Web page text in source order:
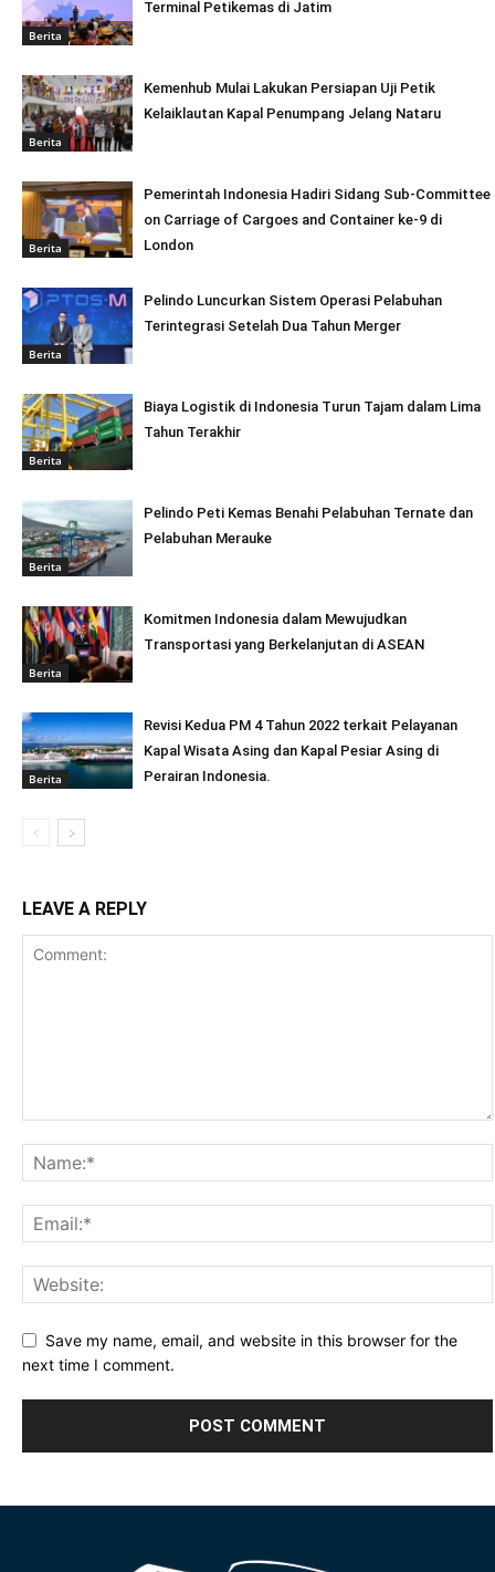
Berita
Terminal Petikemas di Jatim
Berita
Kemenhub Mulai Lakukan Persiapan Uji Petik
Kelaiklautan Kapal Penumpang Jelang Nataru
Berita
Pemerintah Indonesia Hadiri Sidang Sub-Committee
on Carriage of Cargoes and Container ke-9 di
London
Berita
Pelindo Luncurkan Sistem Operasi Pelabuhan
Terintegrasi Setelah Dua Tahun Merger
Berita
Biaya Logistik di Indonesia Turun Tajam dalam Lima
Tahun Terakhir
Berita
Pelindo Peti Kemas Benahi Pelabuhan Ternate dan
Pelabuhan Merauke
Berita
Komitmen Indonesia dalam Mewujudkan
Transportasi yang Berkelanjutan di ASEAN
Berita
Revisi Kedua PM 4 Tahun 2022 terkait Pelayanan
Kapal Wisata Asing dan Kapal Pesiar Asing di
Perairan Indonesia.
LEAVE A REPLY
Save my name, email, and website in this browser for the
next time I comment.